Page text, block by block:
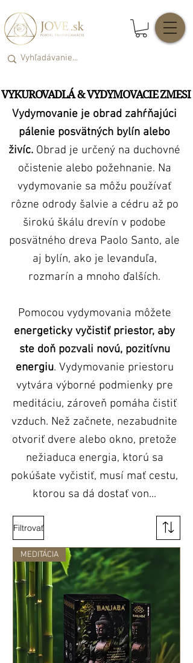
VYKUROVADLÁ & VYDYMOVACIE ZMESI
VYKUROVADLÁ & VYDYMOVACIE ZMESI
Vydymovanie je obrad zahŕňajúci
pálenie posvätných bylín alebo
živíc. Obrad je určený na duchovné
očistenie alebo požehnanie. Na
vydymovanie sa môžu používať
rôzne odrody šalvie a cédru až po
širokú škálu drevín v podobe
posvätného dreva Paolo Santo, ale
aj bylín, ako je levanduľa,
rozmarín a mnoho ďalších.
Pomocou vydymovania môžete
energeticky vyčistiť priestor, aby
ste doň pozvali novú, pozitívnu
energiu. Vydymovanie priestoru
vytvára výborné podmienky pre
meditáciu, zároveň pomáha čistiť
vzduch. Než začnete, nezabudnite
otvoriť dvere alebo okno, pretože
nežiaduca energia, ktorú sa
pokúšate vyčistiť, musí mať cestu,
ktorou sa dá dostať von...
Filtrovať
MEDITÁCIA